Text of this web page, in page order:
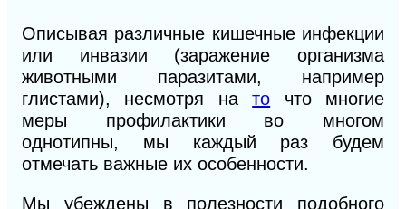
Описывая различные кишечные инфекции
или инвазии (заражение организма
животными паразитами, например
глистами), несмотря нато что многие
меры профилактики во многом
однотипны, мы каждый раз будем
отмечать важные их особенности.
Мы убеждены в полезности подобного